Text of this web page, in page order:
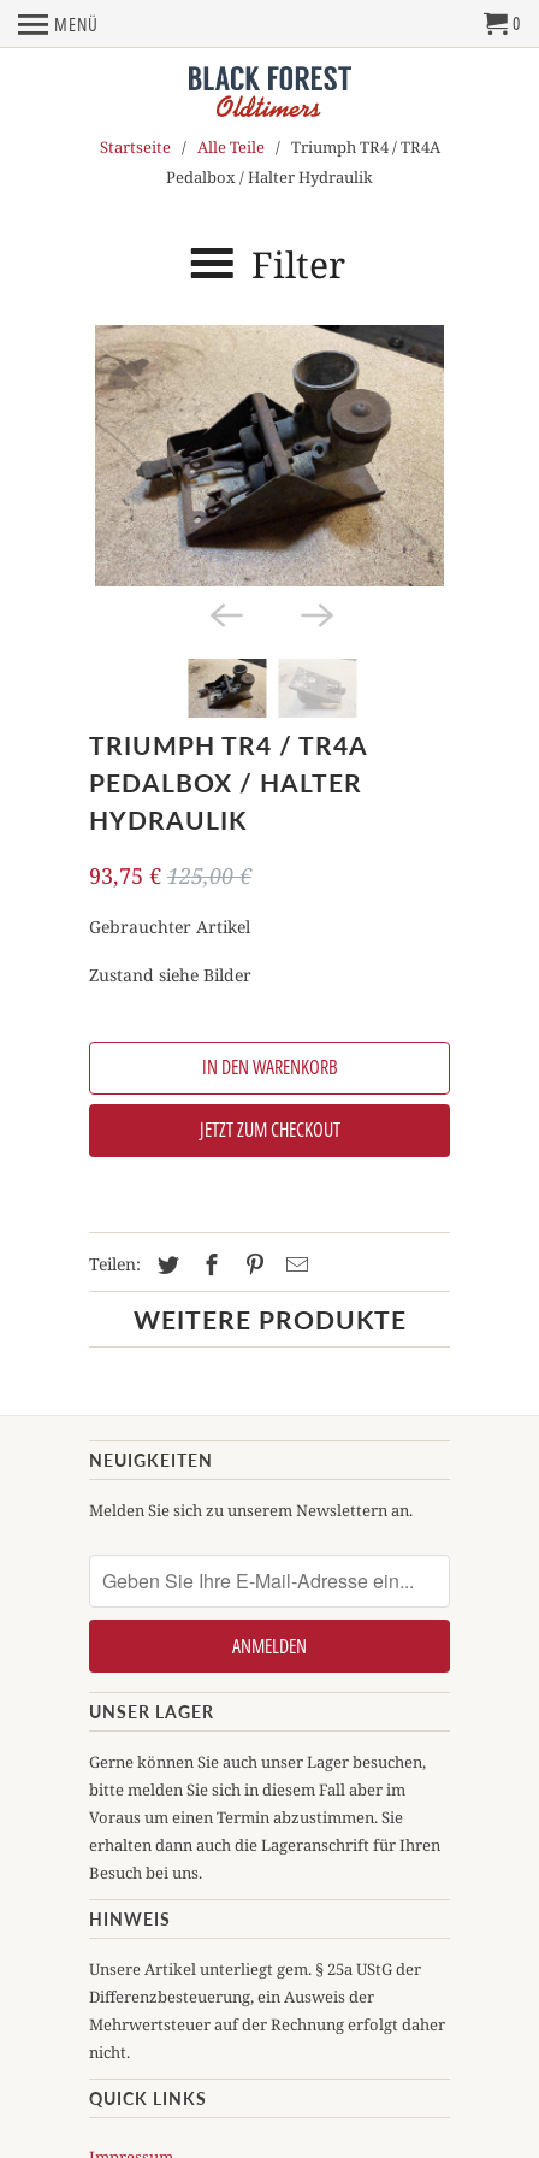
MENÜ 0
Startseite/ Alle Teile/ Triumph TR4 / TR4A
Pedalbox / Halter Hydraulik
Filter
TRIUMPH TR4 / TR4A
PEDALBOX / HALTER
HYDRAULIK
93,75 € 125,00 €
Gebrauchter Artikel
Zustand siehe Bilder
IN DEN WARENKORB
JETZT ZUM CHECKOUT
Teilen:
WEITERE PRODUKTE
NEUIGKEITEN
Melden Sie sich zu unserem Newslettern an.
UNSER LAGER
Gerne können Sie auch unser Lager besuchen,
bitte melden Sie sich in diesem Fall aber im
Voraus um einen Termin abzustimmen. Sie
erhalten dann auch die Lageranschrift für Ihren
Besuch bei uns.
HINWEIS
Unsere Artikel unterliegt gem. § 25a UStG der
Differenzbesteuerung, ein Ausweis der
Mehrwertsteuer auf der Rechnung erfolgt daher
nicht.
QUICK LINKS